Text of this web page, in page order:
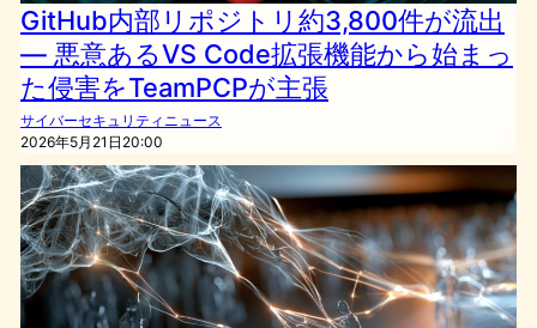
GitHub内部リポジトリ約3,800件が流出
— 悪意あるVS Code拡張機能から始まっ
た侵害をTeamPCPが主張
サイバーセキュリティニュース
2026年5月21日20:00